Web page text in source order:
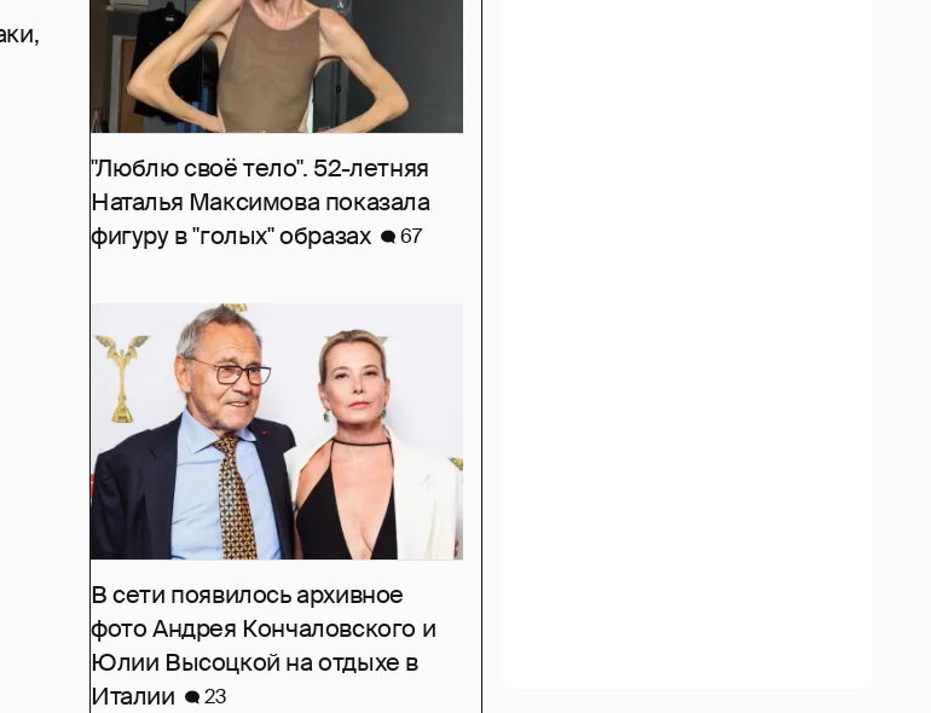
"Люблю своё тело". 52-летняя
Наталья Максимова показала
фигуру в "голых" образах
67
В сети появилось архивное
фото Андрея Кончаловского и
Юлии Высоцкой на отдыхе в
Италии
23